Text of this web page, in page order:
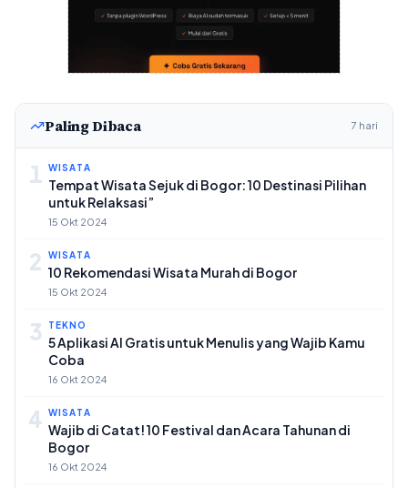
Paling Dibaca 7 hari
1 WISATA
Tempat Wisata Sejuk di Bogor: 10 Destinasi Pilihan
untuk Relaksasi”
15 Okt 2024
2 WISATA
10 Rekomendasi Wisata Murah di Bogor
15 Okt 2024
3 TEKNO
5 Aplikasi AI Gratis untuk Menulis yang Wajib Kamu
Coba
16 Okt 2024
4 WISATA
Wajib di Catat! 10 Festival dan Acara Tahunan di
Bogor
16 Okt 2024